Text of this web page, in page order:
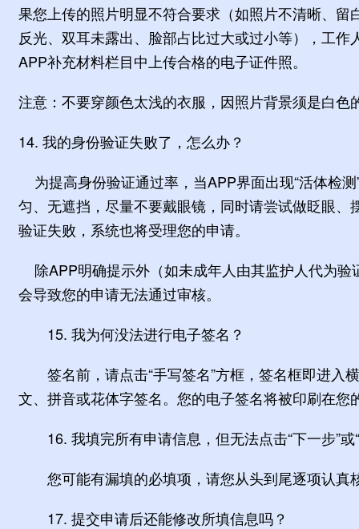
果您上传的照片明显不符合要求（如照片不清晰、
反光、双耳未露出、脸部占比过大或过小等），工
APP补充材料栏目中上传合格的电子证件照。
注意：不要穿颜色太浅的衣服，因照片背景须是白
14. 我的身份验证失败了，怎么办？
为提高身份验证通过率，当APP界面出现“活体检
匀、无遮挡，尽量不要戴眼镜，同时请尝试做眨眼
验证失败，系统也将受理您的申请。
除APP明确提示外（如未成年人由其监护人代为
会导致您的申请无法通过审核。
15. 我为何没法进行电子签名？
签名前，请点击“手写签名”方框，签名框即进入
文、拼音或花体字签名。您的电子签名将被印刷在您
16. 我填完所有申请信息，但无法点击“下一步”或
您可能有漏填的必填项，请您从头到尾逐项认真
17. 提交申请后还能修改所填信息吗？